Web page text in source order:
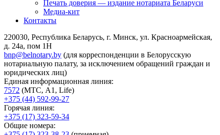
Печать доверия — издание нотариата Беларуси
Медиа-кит
Контакты
220030, Республика Беларусь, г. Минск, ул. Красноармейская,
д. 24а, пом 1Н
bnp@belnotary.by (для корреспонденции в Белорусскую
нотариальную палату, за исключением обращений граждан и
юридических лиц)
Единая информационная линия:
7572 (МТС, A1, Life)
+375 (44) 592-99-27
Горячая линия:
+375 (17) 323-59-34
Общие номера: